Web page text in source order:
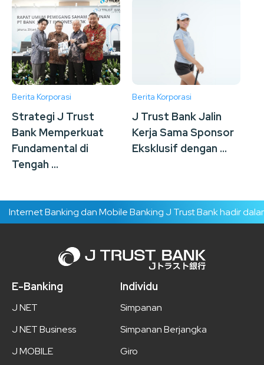
Berita Korporasi
Strategi J Trust
Bank Memperkuat
Fundamental di
Tengah ...
Berita Korporasi
J Trust Bank Jalin
Kerja Sama Sponsor
Eksklusif dengan ...
Banking dan Mobile Banking J Trust Bank hadir dalam
E-Banking
J NET
J NET Business
J MOBILE
Individu
Simpanan
Simpanan Berjangka
Giro